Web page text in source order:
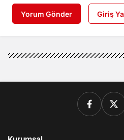
Yorum Gönder Giriş